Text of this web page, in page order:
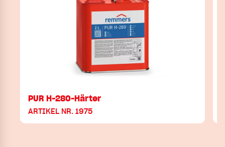
PUR H-280-Härter
ARTIKEL NR. 1975